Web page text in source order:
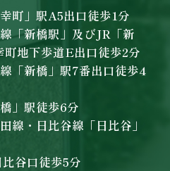
町」駅A5出口徒歩1分
「新橋駅」及びJR「新
地下歩道E出口徒歩2分
「新橋」駅7番出口徒歩4
」駅徒歩6分
線・日比谷線「日比谷」
谷口徒歩5分